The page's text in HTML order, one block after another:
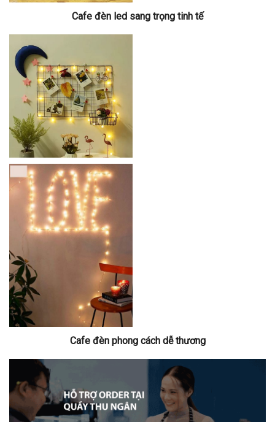
Cafe đèn led sang trọng tinh tế
Cafe đèn phong cách dễ thương